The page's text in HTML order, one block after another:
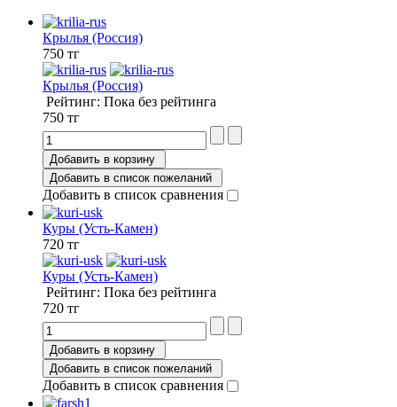
Крылья (Россия)
750 тг
Крылья (Россия)
Рейтинг: Пока без рейтинга
750 тг
Добавить в корзину
Добавить в список пожеланий
Добавить в список сравнения
Куры (Усть-Камен)
720 тг
Куры (Усть-Камен)
Рейтинг: Пока без рейтинга
720 тг
Добавить в корзину
Добавить в список пожеланий
Добавить в список сравнения